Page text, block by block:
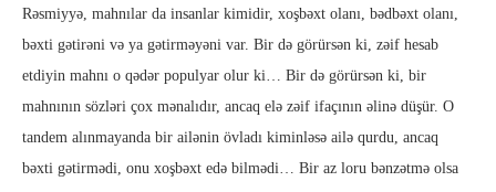
Rəsmiyyə, mahnılar da insanlar kimidir, xoşbəxt olanı, bədbəxt olanı,
bəxti gətirəni və ya gətirməyəni var. Bir də görürsən ki, zəif hesab
etdiyin mahnı o qədər populyar olur ki… Bir də görürsən ki, bir
mahnının sözləri çox mənalıdır, ancaq elə zəif ifaçının əlinə düşür. O
tandem alınmayanda bir ailənin övladı kiminləsə ailə qurdu, ancaq
bəxti gətirmədi, onu xoşbəxt edə bilmədi… Bir az loru bənzətmə olsa